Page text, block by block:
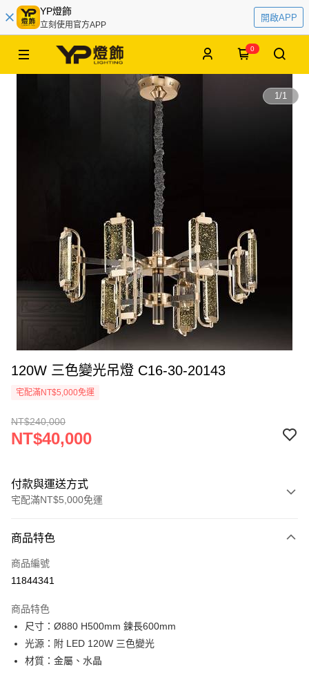
YP燈飾
立刻使用官方APP
開啟APP
0
1/1
120W 三色變光吊燈 C16-30-20143
宅配滿NT$5,000免運
NT$240,000
NT$40,000
付款與運送方式
宅配滿NT$5,000免運
信用卡一次付款
LINE Pay
街口支付
悠遊付
商品特色
商品編號
11844341
商品特色
尺寸：Ø880 H500mm 鍊長600mm
光源：附 LED 120W 三色變光
材質：金屬、水晶